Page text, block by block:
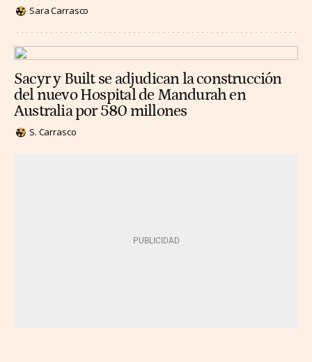
Sara Carrasco
Sacyr y Built se adjudican la construcción
del nuevo Hospital de Mandurah en
Australia por 580 millones
S. Carrasco